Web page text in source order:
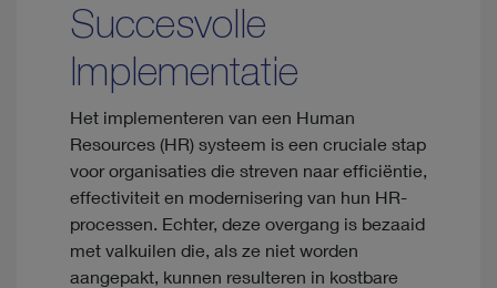
Succesvolle
Implementatie
Het implementeren van een Human
Resources (HR) systeem is een cruciale stap
voor organisaties die streven naar efficiëntie,
effectiviteit en modernisering van hun HR-
processen. Echter, deze overgang is bezaaid
met valkuilen die, als ze niet worden
aangepakt, kunnen resulteren in kostbare